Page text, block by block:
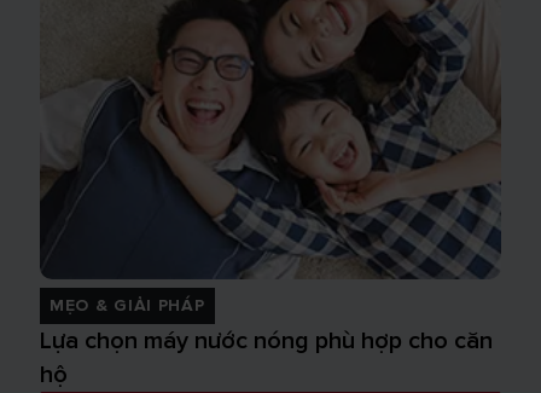
MẸO & GIẢI PHÁP
Lựa chọn máy nước nóng phù hợp cho căn
hộ